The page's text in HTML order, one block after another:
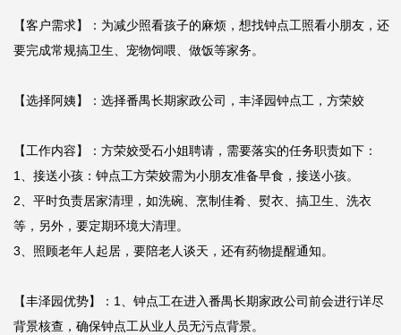
【客户需求】：为减少照看孩子的麻烦，想找钟点工照看小朋友，还
要完成常规搞卫生、宠物饲喂、做饭等家务。
【选择阿姨】：选择番禺长期家政公司，丰泽园钟点工，方荣姣
【工作内容】：方荣姣受石小姐聘请，需要落实的任务职责如下：
1、接送小孩：钟点工方荣姣需为小朋友准备早食，接送小孩。
2、平时负责居家清理，如洗碗、烹制佳肴、熨衣、搞卫生、洗衣
等，另外，要定期环境大清理。
3、照顾老年人起居，要陪老人谈天，还有药物提醒通知。
【丰泽园优势】：1、钟点工在进入番禺长期家政公司前会进行详尽
背景核查，确保钟点工从业人员无污点背景。